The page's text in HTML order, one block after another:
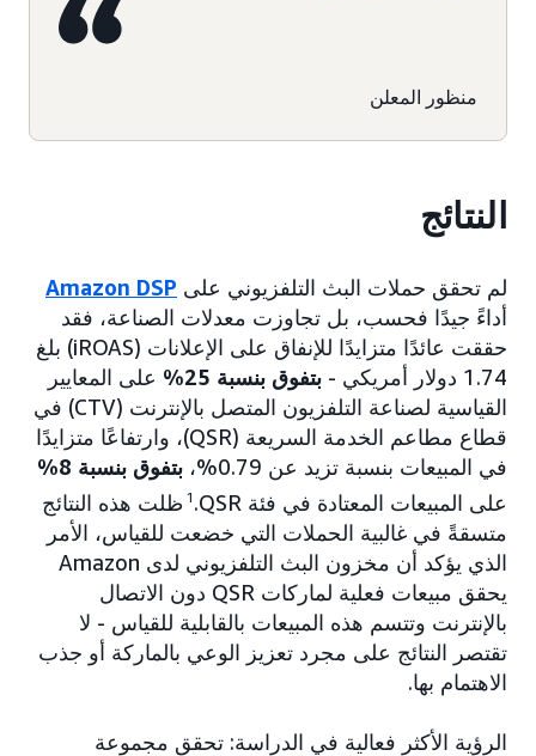
منظور المعلن
النتائج
لم تحقق حملات البث التلفزيوني على Amazon DSP
أداءً جيدًا فحسب، بل تجاوزت معدلات الصناعة، فقد
حققت عائدًا متزايدًا للإنفاق على الإعلانات (iROAS) بلغ
1.74 دولار أمريكي -
بتفوق بنسبة 25%
على المعايير
القياسية لصناعة التلفزيون المتصل بالإنترنت (CTV) في
قطاع مطاعم الخدمة السريعة (QSR)، وارتفاعًا متزايدًا
في المبيعات بنسبة تزيد عن 0.79%،
بتفوق بنسبة 8%
على المبيعات المعتادة في فئة QSR.
ظلت هذه النتائج
متسقةً في غالبية الحملات التي خضعت للقياس، الأمر
الذي يؤكد أن مخزون البث التلفزيوني لدى Amazon
يحقق مبيعات فعلية لماركات QSR دون الاتصال
بالإنترنت وتتسم هذه المبيعات بالقابلية للقياس - لا
تقتصر النتائج على مجرد تعزيز الوعي بالماركة أو جذب
الاهتمام بها.
الرؤية الأكثر فعالية في الدراسة: تحقق مجموعة